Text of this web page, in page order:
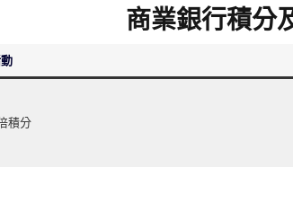
商業銀行積分
積分